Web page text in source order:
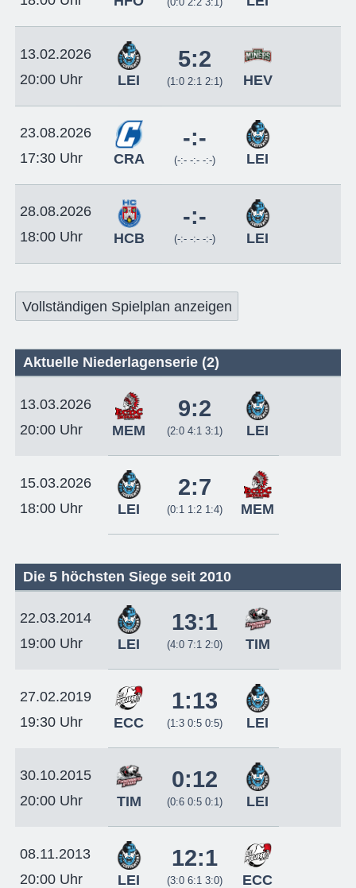
13.02.2026
20:00 Uhr
LEI
5:2
(1:0 2:1 2:1) HEV
23.08.2026
17:30 Uhr
CRA
-:-
(-:- -:- -:-) LEI
28.08.2026
18:00 Uhr
HCB
-:-
(-:- -:- -:-) LEI
Vollständigen Spielplan anzeigen
Aktuelle Niederlagenserie (2)
13.03.2026
20:00 Uhr
MEM
9:2
(2:0 4:1 3:1) LEI
15.03.2026
18:00 Uhr
LEI
2:7
(0:1 1:2 1:4) MEM
Die 5 höchsten Siege seit 2010
22.03.2014
19:00 Uhr
LEI
13:1
(4:0 7:1 2:0) TIM
27.02.2019
19:30 Uhr
ECC
1:13
(1:3 0:5 0:5) LEI
30.10.2015
20:00 Uhr
TIM
0:12
(0:6 0:5 0:1) LEI
08.11.2013
20:00 Uhr
LEI
12:1
(3:0 6:1 3:0) ECC